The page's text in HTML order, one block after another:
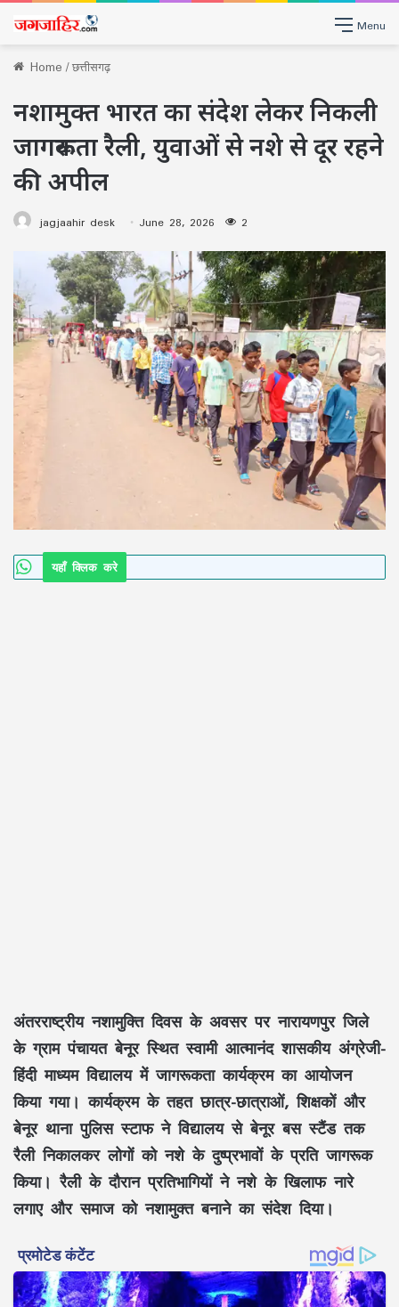
Menu
Home/छत्तीसगढ़
नशामुक्त भारत का संदेश लेकर निकली
जागरूकता रैली, युवाओं से नशे से दूर रहने
की अपील
jagjaahir desk June 28, 2026 2
यहाँ क्लिक करे
अंतरराष्ट्रीय नशामुक्ति दिवस के अवसर पर नारायणपुर जिले
के ग्राम पंचायत बेनूर स्थित स्वामी आत्मानंद शासकीय अंग्रेजी-
हिंदी माध्यम विद्यालय में जागरूकता कार्यक्रम का आयोजन
किया गया। कार्यक्रम के तहत छात्र-छात्राओं, शिक्षकों और
बेनूर थाना पुलिस स्टाफ ने विद्यालय से बेनूर बस स्टैंड तक
रैली निकालकर लोगों को नशे के दुष्प्रभावों के प्रति जागरूक
किया। रैली के दौरान प्रतिभागियों ने नशे के खिलाफ नारे
लगाए और समाज को नशामुक्त बनाने का संदेश दिया।